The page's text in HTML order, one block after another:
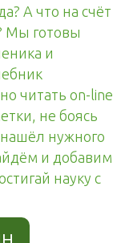
А что на счёт
Мы готовы
и
читать on-line
не боясь
нужного
и добавим
науку с